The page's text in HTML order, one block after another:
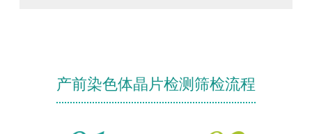
产前染色体晶片检测筛检流程